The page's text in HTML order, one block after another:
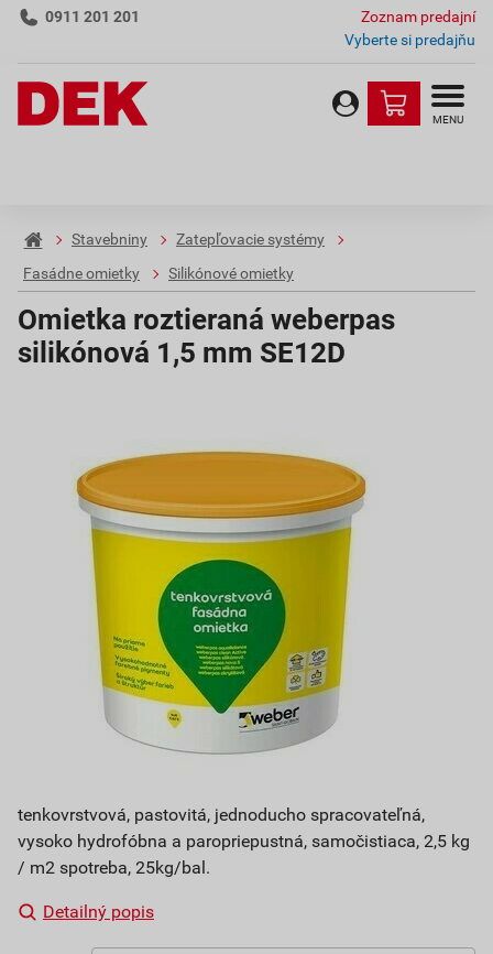
0911 201 201
Zoznam predajní
Vyberte si predajňu
MENU
Stavebniny
Zatepľovacie systémy
Fasádne omietky
Silikónové omietky
Omietka roztieraná weberpas
silikónová 1,5 mm SE12D
tenkovrstvová, pastovitá, jednoducho spracovateľná,
vysoko hydrofóbna a paropriepustná, samočistiaca, 2,5 kg
/ m2 spotreba, 25kg/bal.
Detailný popis